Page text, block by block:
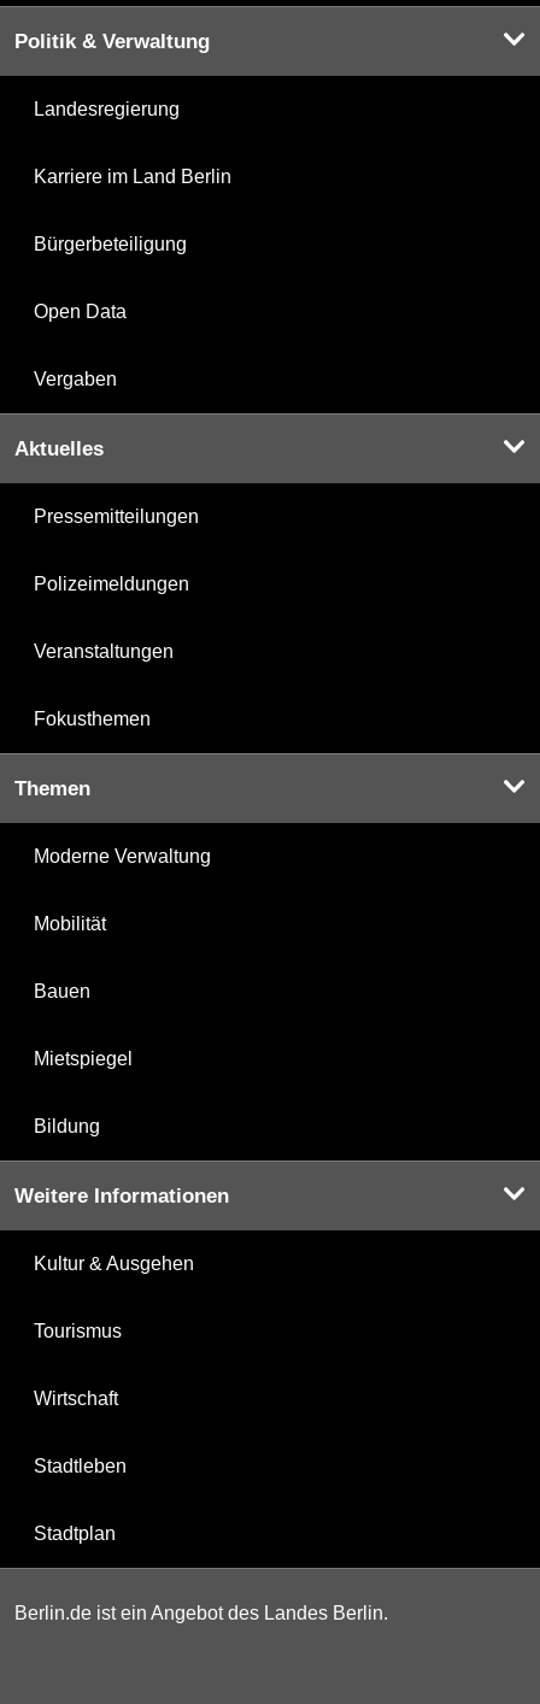
Politik & Verwaltung
Landesregierung
Karriere im Land Berlin
Bürgerbeteiligung
Open Data
Vergaben
Aktuelles
Pressemitteilungen
Polizeimeldungen
Veranstaltungen
Fokusthemen
Themen
Moderne Verwaltung
Mobilität
Bauen
Mietspiegel
Bildung
Weitere Informationen
Kultur & Ausgehen
Tourismus
Wirtschaft
Stadtleben
Stadtplan
Berlin.de ist ein Angebot des Landes Berlin.